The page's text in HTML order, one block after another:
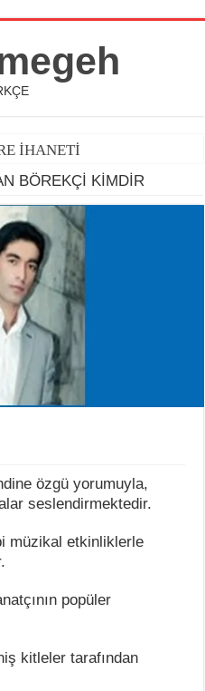
İHANETİ
BÖREKÇİ KİMDİR
özgü yorumuyla,
seslendirmektedir.
müzikal etkinliklerle
popüler
kitleler tarafından